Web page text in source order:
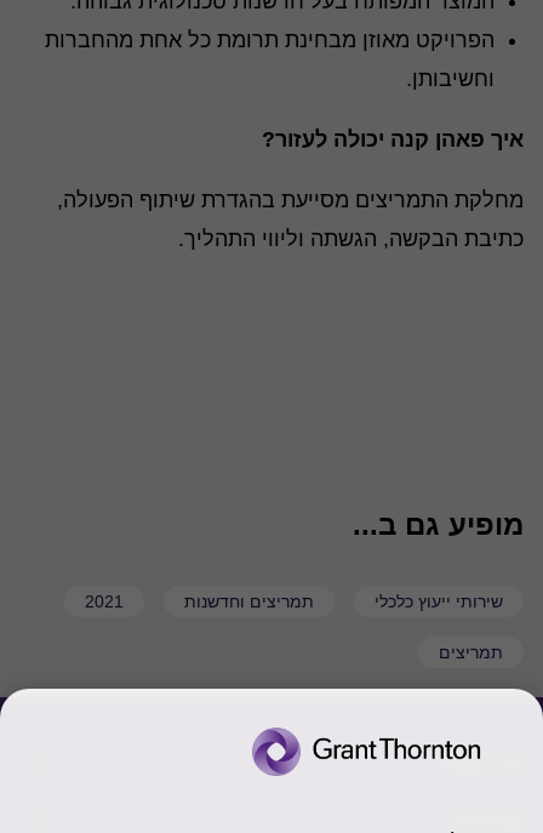
הפרויקט מאוזן מבחינת תרומת כל אחת מהחברות
וחשיבותן.
איך פאהן קנה יכולה לעזור?
מחלקת התמריצים מסייעת בהגדרת שיתוף הפעולה,
כתיבת הבקשה, הגשתה וליווי התהליך.
מופיע גם ב...
שירותי ייעוץ כלכלי תמריצים וחדשנות 2021
תמריצים
צור קשר